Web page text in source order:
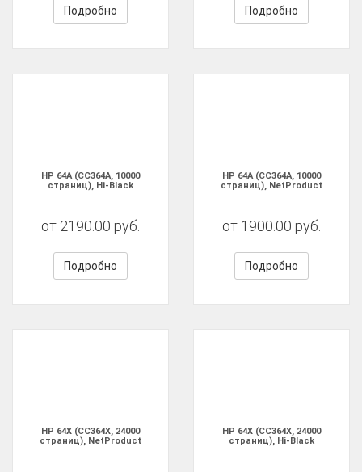
Подробно Подробно
HP 64A (CC364A, 10000
страниц), Hi-Black
от 2190.00 руб.
Подробно
HP 64A (CC364A, 10000
страниц), NetProduct
от 1900.00 руб.
Подробно
HP 64X (CC364X, 24000
страниц), NetProduct
HP 64X (CC364X, 24000
страниц), Hi-Black